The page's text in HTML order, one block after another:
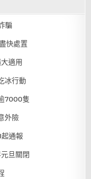
騙
快處置
適用
冰行動
7000隻
外險
通報
旦關閉